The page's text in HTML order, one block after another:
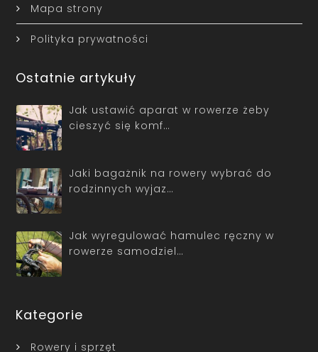
Mapa strony
Polityka prywatności
Ostatnie artykuły
Jak ustawić aparat w rowerze żeby
cieszyć się komf…
Jaki bagażnik na rowery wybrać do
rodzinnych wyjaz…
Jak wyregulować hamulec ręczny w
rowerze samodziel…
Kategorie
Rowery i sprzęt